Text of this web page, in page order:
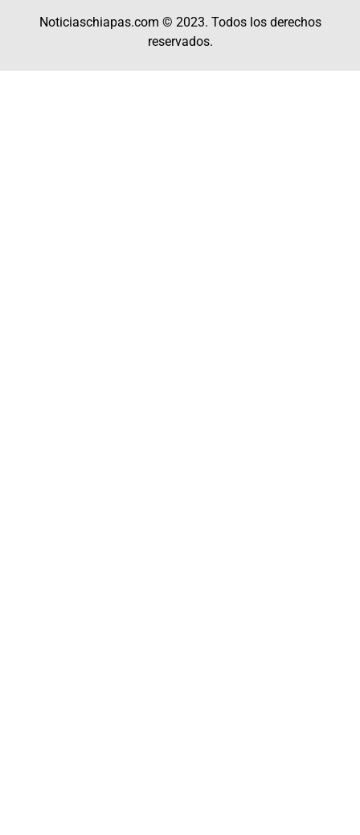
Noticiaschiapas.com © 2023. Todos los derechos
reservados.